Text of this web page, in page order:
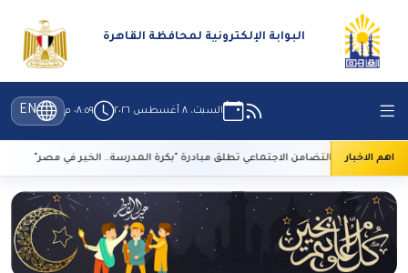
البوابة الإلكترونية لمحافظة القاهرة
السبت، ٨ أغسطس ٢٠٢٦ ٠٨:٥٩ م EN
اهم الاخبار
التضامن الاجتماعي تطلق مبادرة "بكرة المدرسة.. الخير في مصر"